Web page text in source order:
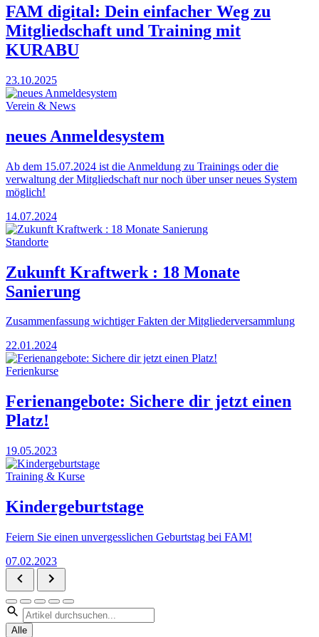
FAM digital: Dein einfacher Weg zu
Mitgliedschaft und Training mit
KURABU
23.10.2025
Verein & News
neues Anmeldesystem
Ab dem 15.07.2024 ist die Anmeldung zu Trainings oder die
verwaltung der Mitgliedschaft nur noch über unser neues System
möglich!
14.07.2024
Standorte
Zukunft Kraftwerk : 18 Monate
Sanierung
Zusammenfassung wichtiger Fakten der Mitgliederversammlung
22.01.2024
Ferienkurse
Ferienangebote: Sichere dir jetzt einen
Platz!
19.05.2023
Training & Kurse
Kindergeburtstage
Feiern Sie einen unvergesslichen Geburtstag bei FAM!
07.02.2023
Alle